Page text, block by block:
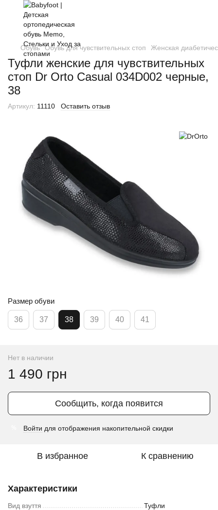
Обувь Обувь для чувствительных стоп Женская
Туфли женские для чувствительных
стоп Dr Orto Casual 034D002 черные,
38
Артикул: 11110 Оставить отзыв
Размер обуви
36 37 38 39 40 41
Нет в наличии
1 490 грн
Сообщить, когда появится
Войти для отображения накопительной скидки
В избранное К сравнению
Характеристики
Вид взуття Туфли